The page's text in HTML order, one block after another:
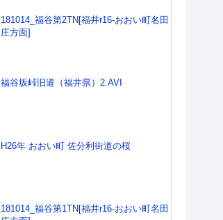
181014_福谷第2TN[福井r16-おおい町名田
庄方面]
福谷坂峠旧道（福井県）2.AVI
H26年 おおい町 佐分利街道の桜
181014_福谷第1TN[福井r16-おおい町名田